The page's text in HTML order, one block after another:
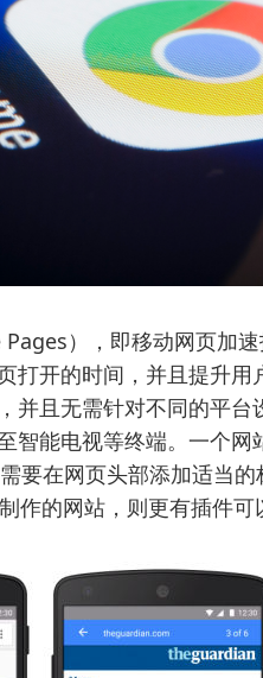
），即移动网页加
打开的时间，并且提升
并且无需针对不同的平
智能电视等终端。一个
要在网页头部添加适当
作的网站，则更有插件可